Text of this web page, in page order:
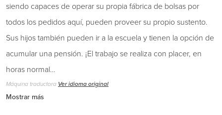
siendo capaces de operar su propia fábrica de bolsas por
todos los pedidos aquí, pueden proveer su propio sustento.
Sus hijos también pueden ir a la escuela y tienen la opción de
acumular una pensión. ¡El trabajo se realiza con placer, en
horas normal…
Máquina traductora Ver idioma original
Mostrar más